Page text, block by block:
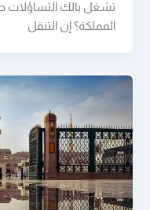
تشغل بالك
المملكة؟ إن التنقل